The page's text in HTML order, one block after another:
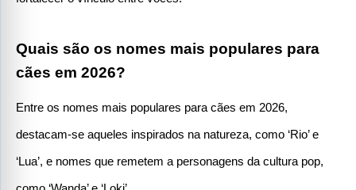
Quais são os nomes mais populares para
cães em 2026?
Entre os nomes mais populares para cães em 2026,
destacam-se aqueles inspirados na natureza, como ‘Rio’ e
‘Lua’, e nomes que remetem a personagens da cultura pop,